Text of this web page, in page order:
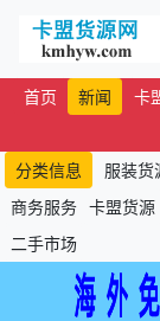
首页 新闻 卡
分类信息
服装货
商务服务 卡盟货源
二手市场